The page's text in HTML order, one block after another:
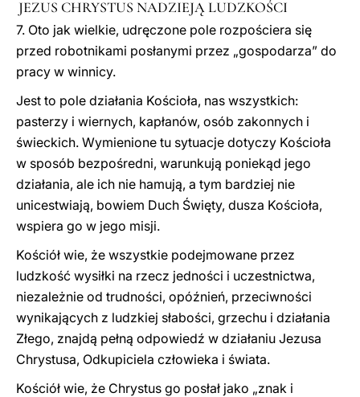
JEZUS CHRYSTUS NADZIEJĄ LUDZKOŚCI
7. Oto jak wielkie, udręczone pole rozpościera się
przed robotnikami posłanymi przez „gospodarza” do
pracy w winnicy.
Jest to pole działania Kościoła, nas wszystkich:
pasterzy i wiernych, kapłanów, osób zakonnych i
świeckich. Wymienione tu sytuacje dotyczy Kościoła
w sposób bezpośredni, warunkują poniekąd jego
działania, ale ich nie hamują, a tym bardziej nie
unicestwiają, bowiem Duch Święty, dusza Kościoła,
wspiera go w jego misji.
Kościół wie, że wszystkie podejmowane przez
ludzkość wysiłki na rzecz jedności i uczestnictwa,
niezależnie od trudności, opóźnień, przeciwności
wynikających z ludzkiej słabości, grzechu i działania
Złego, znajdą pełną odpowiedź w działaniu Jezusa
Chrystusa, Odkupiciela człowieka i świata.
Kościół wie, że Chrystus go posłał jako „znak i